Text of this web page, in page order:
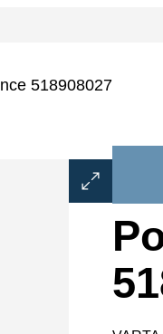
518908027
Afbeelding